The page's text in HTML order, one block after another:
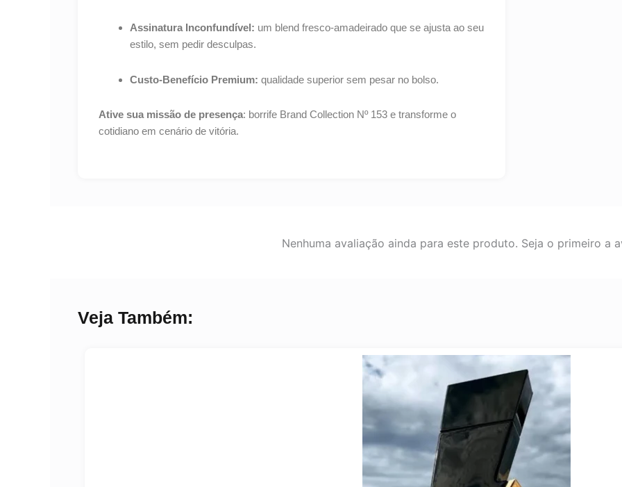
Assinatura Inconfundível: um blend fresco-amadeirado que se ajusta ao seu
estilo, sem pedir desculpas.
Custo-Benefício Premium: qualidade superior sem pesar no bolso.
Ative sua missão de presença: borrife Brand Collection Nº 153 e transforme o
cotidiano em cenário de vitória.
Nenhuma avaliação ainda para este produto. Seja o primeiro a
Veja Também: